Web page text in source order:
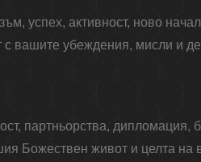
успех, активност, ново
с вашите убеждения, мисли и
партньорства, дипломация,
Божествен живот и целта